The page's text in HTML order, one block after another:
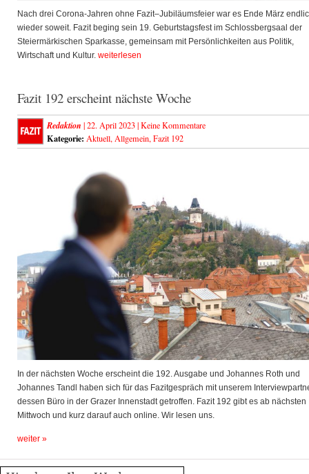
Nach drei Corona-Jahren ohne Fazit–Jubiläumsfeier war es Ende März
wieder soweit. Fazit beging sein 19. Geburtstagsfest im Schlossbergsaal der
Steiermärkischen Sparkasse, gemeinsam mit Persönlichkeiten aus Politik,
Wirtschaft und Kultur. weiterlesen
Fazit 192 erscheint nächste Woche
Redaktion | 22. April 2023 |Keine Kommentare
Kategorie: Aktuell, Allgemein, Fazit 192
In der nächsten Woche erscheint die 192. Ausgabe und Johannes Roth und
Johannes Tandl haben sich für das Fazitgespräch mit unserem
dessen Büro in der Grazer Innenstadt getroffen. Fazit 192 gibt es ab nächsten
Mittwoch und kurz darauf auch online. Wir lesen uns.
weiter »